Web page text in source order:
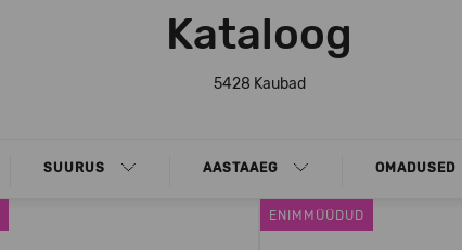
Kataloog
5428 Kaubad
SUURUS AASTAAEG OMADUSED
ENIMMÜÜDUD